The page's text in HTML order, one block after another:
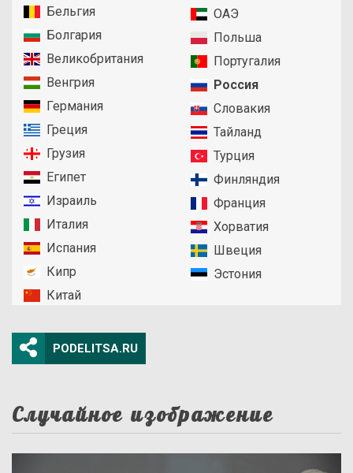
Бельгия
Болгария
Великобритания
Венгрия
Германия
Греция
Грузия
Египет
Израиль
Италия
Испания
Кипр
Китай
ОАЭ
Польша
Португалия
Россия
Словакия
Тайланд
Турция
Финляндия
Франция
Хорватия
Швеция
Эстония
PODELITSA.RU
Случайное изображение